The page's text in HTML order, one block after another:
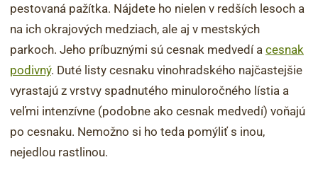
pestovaná pažítka. Nájdete ho nielen v redších lesoch a
na ich okrajových medziach, ale aj v mestských
parkoch. Jeho príbuznými sú cesnak medvedí a cesnak
podivný. Duté listy cesnaku vinohradského najčastejšie
vyrastajú z vrstvy spadnutého minuloročného lístia a
veľmi intenzívne (podobne ako cesnak medvedí) voňajú
po cesnaku. Nemožno si ho teda pomýliť s inou,
nejedlou rastlinou.